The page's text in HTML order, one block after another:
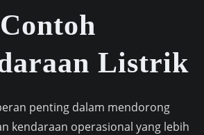
Listrik
penting dalam mendorong
kendaraan operasional yang lebih